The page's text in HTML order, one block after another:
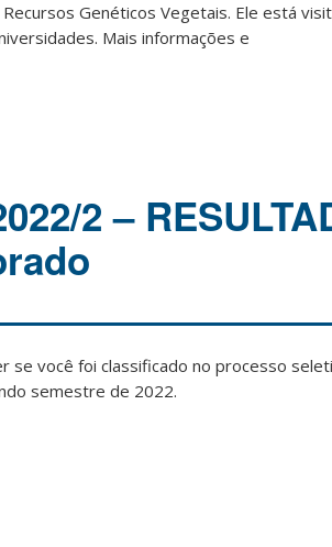
Genéticos Vegetais. Ele está
Mais informações e
2 –
se você foi classificado no processo
semestre de 2022.